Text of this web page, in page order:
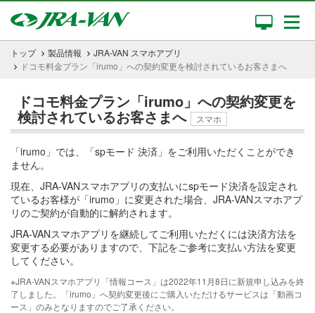
トップ 製品情報
JRA-VAN スマホアプリ
ドコモ料金プラン「irumo」への契約変更を検討されているお客さまへ
ドコモ料金プラン「irumo」への契約変更を
検討されているお客さまへ スマホ
「irumo」では、「spモード 決済」をご利用いただくことができ
ません。
現在、JRA-VANスマホアプリの支払いにspモード決済を設定され
ているお客様が「irumo」に変更された場合、JRA-VANスマホアプ
リのご契約が自動的に解約されます。
JRA-VANスマホアプリを継続してご利用いただくには決済方法を
変更する必要がありますので、下記をご参考に支払い方法を変更
してください。
※JRA-VANスマホアプリ「情報コース」は2022年11月8日に新規申し込みを終
了しました。「irumo」へ契約変更後にご購入いただけるサービスは「動画コ
ース」のみとなりますのでご了承ください。